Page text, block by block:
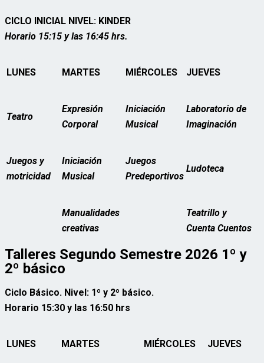
CICLO INICIAL NIVEL: KINDER
Horario 15:15 y las 16:45 hrs.
LUNES MARTES MIÉRCOLES JUEVES
Teatro
Expresión
Corporal
Iniciación
Musical
Laboratorio de
Imaginación
Juegos y
motricidad
Iniciación
Musical
Juegos
Predeportivos
Ludoteca
Manualidades
creativas
Teatrillo y
Cuenta Cuentos
Talleres Segundo Semestre 2026 1º y
2º básico
Ciclo Básico. Nivel: 1º y 2º básico.
Horario 15:30 y las 16:50 hrs
LUNES MARTES MIÉRCOLES JUEVES